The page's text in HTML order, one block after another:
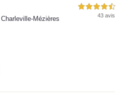
Mézières
4,5 étoiles sur 5
43 avis